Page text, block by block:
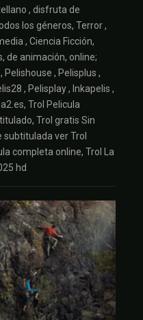
, disfruta de
los géneros, Terror ,
, Ciencia Ficción,
de animación, online;
Pelishouse , Pelisplus ,
, Pelisplay , Inkapelis ,
Trol Pelicula
Trol gratis Sin
subtitulada ver Trol
completa online, Trol La
hd